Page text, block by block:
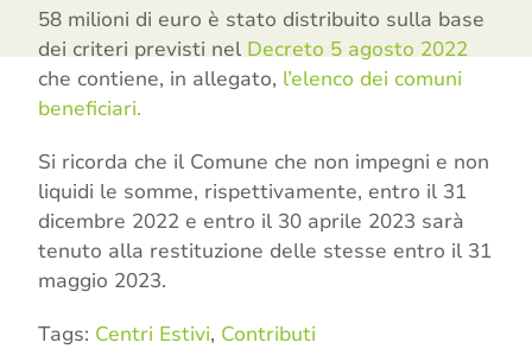
58 milioni di euro è stato distribuito sulla base
dei criteri previsti nel Decreto 5 agosto 2022
che contiene, in allegato, l’elenco dei comuni
beneficiari.
Si ricorda che il Comune che non impegni e non
liquidi le somme, rispettivamente, entro il 31
dicembre 2022 e entro il 30 aprile 2023 sarà
tenuto alla restituzione delle stesse entro il 31
maggio 2023.
Tags: Centri Estivi, Contributi